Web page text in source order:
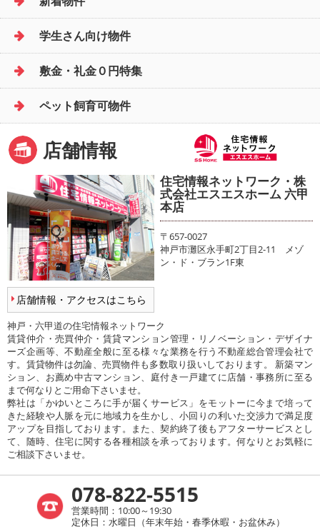
学生さん向け物件
敷金・礼金０円特集
ペット飼育可物件
店舗情報
店舗情報・アクセスはこちら
住宅情報ネットワーク・株
式会社エスエスホーム 六甲
本店
〒657-0027
神戸市灘区永手町2丁目2-11 メゾ
ン・ド・ブラン1F東
神戸・六甲道の住宅情報ネットワーク
賃貸仲介・売買仲介・賃貸マンション管理・リノベーション・デザイナ
ーズ企画等、不動産全般に至る様々な業務を行う不動産総合管理会社で
す。賃貸物件は勿論、売買物件も多数取り扱いしております。 新築マン
ション、お薦め中古マンション、庭付き一戸建てに店舗・事務所に至る
まで何なりとご用命下さいませ。
弊社は「かゆいところに手が届くサービス」をモットーに今まで培って
きた経験や人脈を元に地域力を生かし、小回りの利いた交渉力で満足度
アップを目指しております。また、契約終了後もアフターサービスとし
て、随時、住宅に関する各種相談を承っております。何なりとお気軽に
ご相談下さいませ。
078-822-5515
営業時間：10:00～19:30
定休日：水曜日（年末年始・春季休暇・お盆休み）